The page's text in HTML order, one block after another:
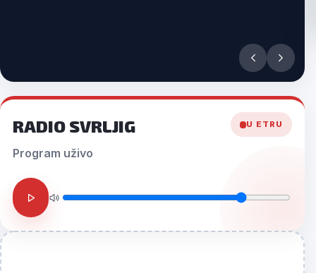
RADIO SVRLJIG
Program uživo
U ETRU